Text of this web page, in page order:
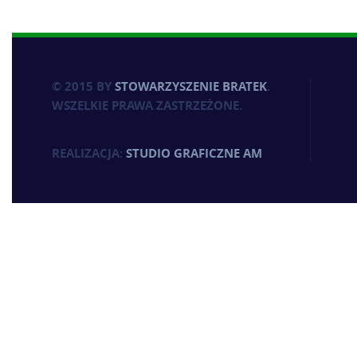
© 2015 BYSTOWARZYSZENIE BRATEK.
WSZELKIE PRAWA ZASTRZEŻONE.
REALIZACJA: STUDIO GRAFICZNE AM